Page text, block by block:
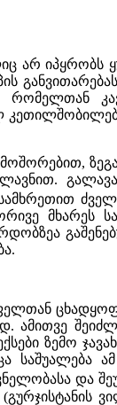
არ იპყრობს
რომელთან
მხარეს
ზემო
საშუალება
და